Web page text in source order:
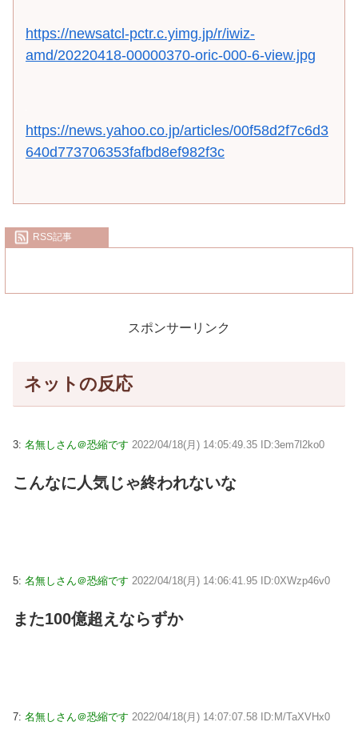
https://newsatcl-pctr.c.yimg.jp/r/iwiz-
amd/20220418-00000370-oric-000-6-view.jpg
https://news.yahoo.co.jp/articles/00f58d2f7c6d3
640d773706353fafbd8ef982f3c
RSS記事
スポンサーリンク
ネットの反応
3: 名無しさん＠恐縮です 2022/04/18(月) 14:05:49.35 ID:3em7l2ko0
こんなに人気じゃ終われないな
5: 名無しさん＠恐縮です 2022/04/18(月) 14:06:41.95 ID:0XWzp46v0
また100億超えならずか
7: 名無しさん＠恐縮です 2022/04/18(月) 14:07:07.58 ID:M/TaXVHx0